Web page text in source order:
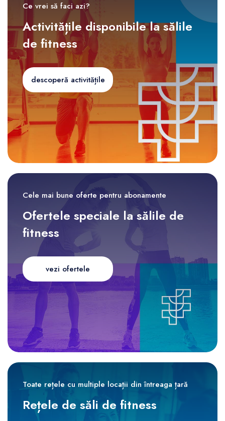
Ce vrei să faci azi?
Activitățile disponibile la sălile
de fitness
descoperă activitățile
Cele mai bune oferte pentru abonamente
Ofertele speciale la sălile de
fitness
vezi ofertele
Toate rețele cu multiple locații din întreaga țară
Rețele de săli de fitness